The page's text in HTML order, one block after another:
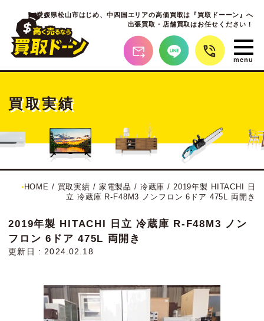
愛媛県松山市はじめ、中四国エリアの高価買取は『買取ドーーン』へ
出張買取・店舗買取はお任せください！
買取実績
HOME / 買取実績 / 家電製品 / 冷蔵庫 / 2019年製 HITACHI 日
立 冷蔵庫 R-F48M3 ノンフロン 6ドア 475L 両開き
2019年製 HITACHI 日立 冷蔵庫 R-F48M3 ノン
フロン 6ドア 475L 両開き
更新日 : 2024.02.18